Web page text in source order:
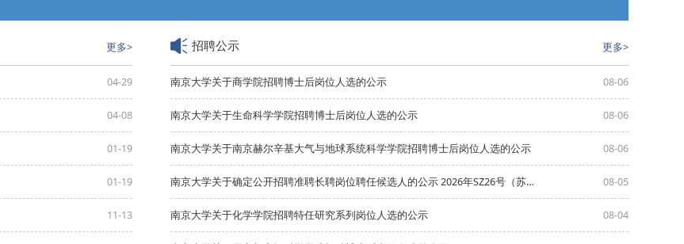
更多>
04-29
04-08
01-19
01-19
11-13
招聘公示 更多>
南京大学关于商学院招聘博士后岗位人选的公示 08-06
南京大学关于生命科学学院招聘博士后岗位人选的公示 08-06
南京大学关于南京赫尔辛基大气与地球系统科学学院招聘博士后岗位人选的公示 08-06
南京大学关于确定公开招聘准聘长聘岗位聘任候选人的公示 2026年SZ26号（苏州） 08-05
南京大学关于化学学院招聘特任研究系列岗位人选的公示 08-04